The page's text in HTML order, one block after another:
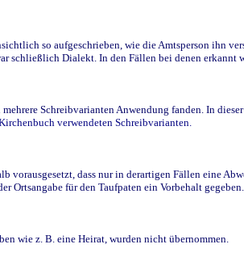
so aufgeschrieben, wie die Amtsperson ihn
schließlich Dialekt. In den Fällen bei denen
Schreibvarianten Anwendung fanden. In
verwendeten Schreibvarianten.
vorausgesetzt, dass nur in derartigen Fällen eine
für den Taufpaten ein Vorbehalt
wie z. B. eine Heirat, wurden nicht übernommen.